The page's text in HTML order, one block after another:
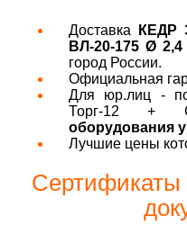
Доставка
КЕДР
ВЛ-20-175 Ø
город России.
Официальная
Для юр.лиц -
Торг-12 +
оборудования
Лучшие цены
Сертификаты